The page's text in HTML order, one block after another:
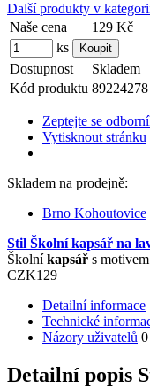
Další produkty v
Naše cena
129 Kč
ks
Dostupnost
Skladem
Kód produktu 89224278
Zeptejte se
Vytisknout stránku
Skladem na prodejně:
Brno Kohoutovice
Stil Školní kapsář na
Školní kapsář s motivem
CZK129
Detailní informace
Technické
Názory uživatelů 0
Detailní popis